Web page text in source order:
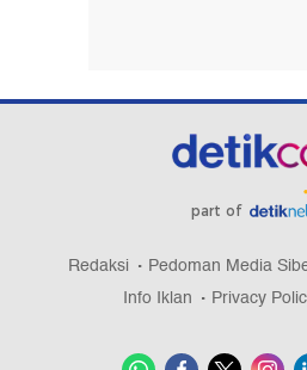
part of
Redaksi Pedoman Media
Info Iklan
Privacy